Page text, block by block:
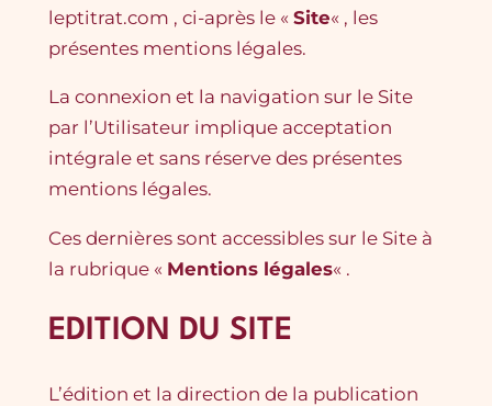
leptitrat.com , ci-après le « Site« , les
présentes mentions légales.
La connexion et la navigation sur le Site
par l’Utilisateur implique acceptation
intégrale et sans réserve des présentes
mentions légales.
Ces dernières sont accessibles sur le Site à
la rubrique « Mentions légales« .
EDITION DU SITE
L’édition et la direction de la publication